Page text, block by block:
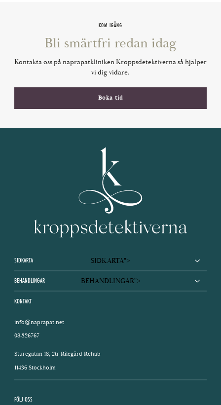
KOM IGÅNG
Bli smärtfri redan idag
Kontakta oss på naprapatkliniken Kroppsdetektiverna så hjälper
vi dig vidare.
Boka tid
SIDKARTA">
SIDKARTA
BEHANDLINGAR">
BEHANDLINGAR
KONTAKT
info@naprapat.net
08-326767
Sturegatan 18, 2tr Rilegård Rehab
11436 Stockholm
FÖLJ OSS